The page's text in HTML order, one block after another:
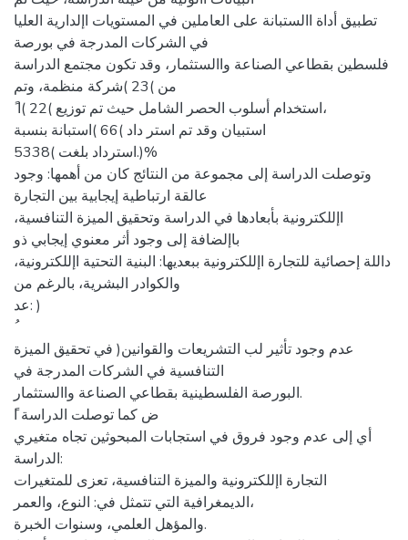
تطبيق أداة االستبانة على العاملين في المستويات اإلدارية العليا
في الشركات المدرجة في بورصة
فلسطين بقطاعي الصناعة واالستثمار، وقد تكون مجتمع الدراسة
من )23 )شركة منظمة، وتم
ً استخدام أسلوب الحصر الشامل حيث تم توزيع )22 )ا،
استبيان وقد تم استر داد )66 )استبانة بنسبة
استرداد بلغت )5338.)%
وتوصلت الدراسة إلى مجموعة من النتائج كان من أهمها: وجود
عالقة ارتباطية إيجابية بين التجارة
اإللكترونية بأبعادها في الدراسة وتحقيق الميزة التنافسية،
باإلضافة إلى وجود أثر معنوي إيجابي ذو
داللة إحصائية للتجارة اإللكترونية ببعديها: البنية التحتية اإللكترونية،
والكوادر البشرية، بالرغم من
عد: )
عدم وجود تأثير لب التشريعات والقوانين( في تحقيق الميزة
التنافسية في الشركات المدرجة في
البورصة الفلسطينية بقطاعي الصناعة واالستثمار.
أي إلى عدم وجود فروق في استجابات المبحوثين تجاه متغيري
الدراسة:
التجارة اإللكترونية والميزة التنافسية، تعزى للمتغيرات
الديمغرافية التي تتمثل في: النوع، والعمر،
والمؤهل العلمي، وسنوات الخبرة.